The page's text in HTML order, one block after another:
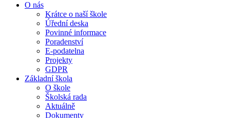
O nás
Krátce o naší škole
Úřední deska
Povinné informace
Poradenství
E-podatelna
Projekty
GDPR
Základní škola
O škole
Školská rada
Aktuálně
Dokumenty